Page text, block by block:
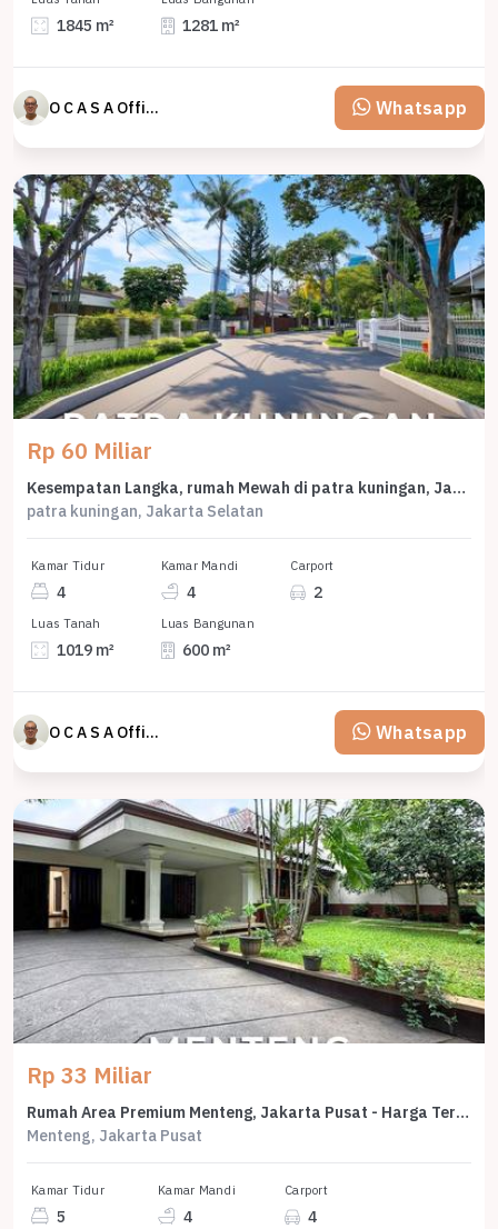
1845 m² 1281 m²
O C A S A Official property perfected Whatsapp
Rp 60 Miliar
Kesempatan Langka, rumah Mewah di patra kuningan, Jakarta Selatan, LB 600m²
patra kuningan, Jakarta Selatan
Kamar Tidur
4
Kamar Mandi
4
Carport
2
Luas Tanah
1019 m²
Luas Bangunan
600 m²
O C A S A Official property perfected Whatsapp
Rp 33 Miliar
Rumah Area Premium Menteng, Jakarta Pusat - Harga Terbaik 33 Miliar
Menteng, Jakarta Pusat
Kamar Tidur
5
Kamar Mandi
4
Carport
4